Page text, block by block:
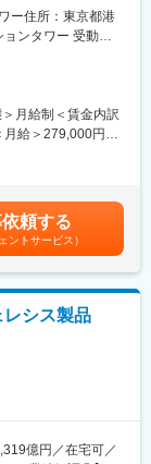
ゼンスを持ち、税
業務をお任せしま
就業時間の管理を
・税理士・一級建
テムズ事業では、
生産・在庫を一体
います。
門等と連携しなが
るためには、グロ
きる体制強化が必
務を担い、海外販
務標準化、データ
ロジェクトにも関
数設定、在庫管理
の需要・供給バラ
給計画の策定
ュフロー改善に向
ー住所：東京都港
ンタワー 受動喫
会社の定める事業
月給制＜賃金内訳
給＞279,000円～
あくまでも目安の
ります。月給(月額)
頼する
ントサービス）
レシス製品
億円／在宅可／